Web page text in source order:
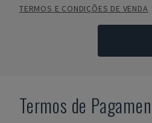
TERMOS E CONDIÇÕES DE VENDA
Termos de